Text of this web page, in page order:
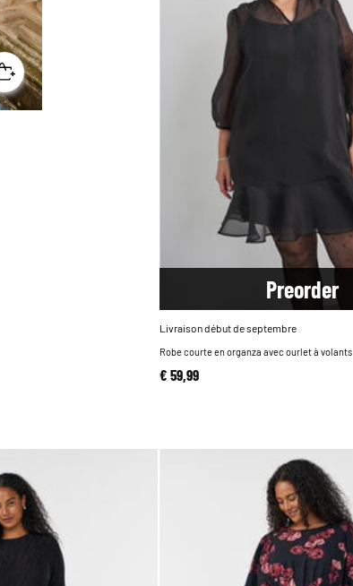
Preorder
Livraison début de septembre
Robe courte en organza avec ourlet à volants
€ 59,99